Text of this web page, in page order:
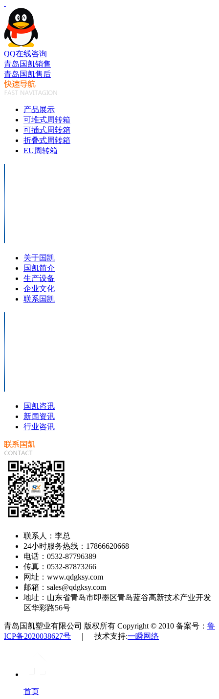
QQ在线咨询
青岛国凯销售
青岛国凯售后
产品展示
可堆式周转箱
可插式周转箱
折叠式周转箱
EU周转箱
关于国凯
国凯简介
生产设备
企业文化
联系国凯
国凯咨讯
新闻资讯
行业咨讯
联系人：李总
24小时服务热线：17866620668
电话：0532-87796389
传真：0532-87873266
网址：www.qdgksy.com
邮箱：sales@qdgksy.com
地址：山东省青岛市即墨区青岛蓝谷高新技术产业开发
区华彩路56号
青岛国凯塑业有限公司 版权所有 Copyright © 2010 备案号： 鲁
ICP备2020038627号 ｜ 技术支持:一瞬网络
首页